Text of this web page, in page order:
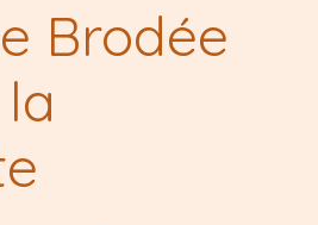
Brodée